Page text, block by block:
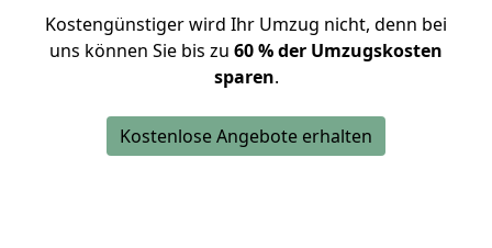
Kostengünstiger wird Ihr Umzug nicht, denn bei
uns können Sie bis zu 60 % der Umzugskosten
sparen.
Kostenlose Angebote erhalten